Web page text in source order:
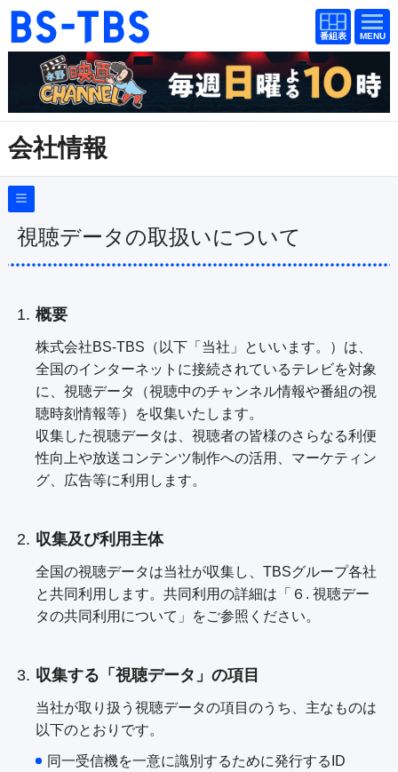
番組
表
BS-TBS
番組
表
ドラマ 映画
紀行 報道
教養
音楽
アニメ ファンクラブ
イベント ショッピング
公式SNS プレゼント
ご意見・ご感想 会社情報
会社情報
視聴データの取扱いについて
概要
株式会社BS-TBS（以下「当社」といいます。）は、
全国のインターネットに接続されているテレビを対象
に、視聴データ（視聴中のチャンネル情報や番組の視
聴時刻情報等）を収集いたします。
収集した視聴データは、視聴者の皆様のさらなる利便
性向上や放送コンテンツ制作への活用、マーケティン
グ、広告等に利用します。
収集及び利用主体
全国の視聴データは当社が収集し、TBSグループ各社
と共同利用します。共同利用の詳細は「６. 視聴デー
タの共同利用について」をご参照ください。
収集する「視聴データ」の項目
当社が取り扱う視聴データの項目のうち、主なものは
以下のとおりです。
同一受信機を一意に識別するために発行するID
会社概要
採用情報
番組種別の公表
青少年に見てもらいたい番組
反社会的勢力排除についての指針
個人情報について
TBSグループ個人情報保護の基本方針
プライバシーポリシー
従業員等の個人情報に関するプライバシーポ
Cookieポリシー
報道・著述目的の個人情報保護
インターネットの個人情報保護
視聴データの取扱いについて